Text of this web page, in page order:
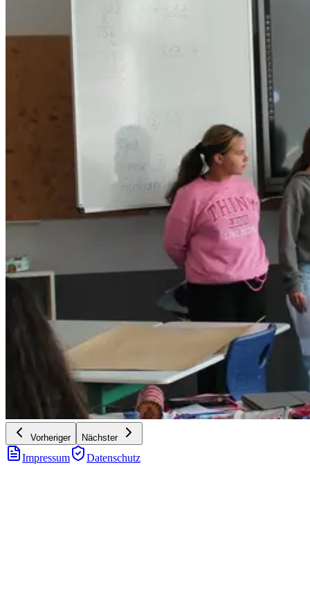
Vorheriger Nächster
Impressum Datenschutz